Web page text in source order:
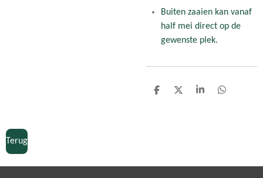
Buiten zaaien kan vanaf
half mei direct op de
gewenste plek.
D
D
S
D
Terug